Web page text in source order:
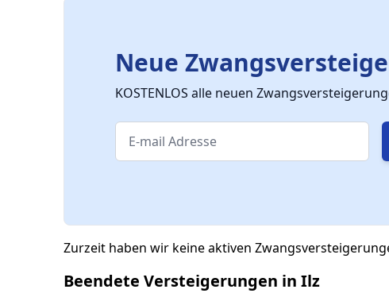
Neue
KOSTENLOS alle neuen
Zurzeit haben wir keine aktiven
Beendete Versteigerungen in Ilz